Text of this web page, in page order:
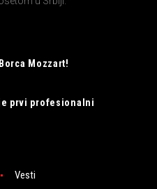
Mozzart!
je prvi profesionalni
Vesti